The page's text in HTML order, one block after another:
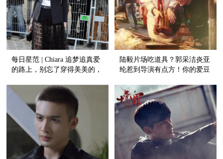
每日星范 | Chiara 追梦追真爱
的路上，别忘了穿得美美的，
陆毅片场吃道具？郭采洁炎亚
纶惹到导演有点方！你的爱豆